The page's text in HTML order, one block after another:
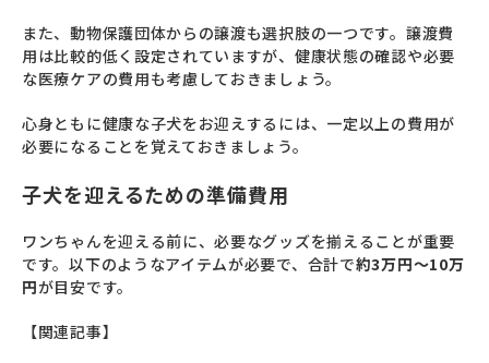
また、動物保護団体からの譲渡も選択肢の一つです。譲渡費
用は比較的低く設定されていますが、健康状態の確認や必要
な医療ケアの費用も考慮しておきましょう。
心身ともに健康な子犬をお迎えするには、一定以上の費用が
必要になることを覚えておきましょう。
子犬を迎えるための準備費用
ワンちゃんを迎える前に、必要なグッズを揃えることが重要
です。以下のようなアイテムが必要で、合計で約3万円～10万
円が目安です。
【関連記事】